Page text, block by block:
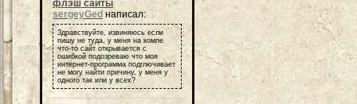
флэш сайты
sergeyGed написал:
Здравствуйте, извиняюсь если
пишу не туда, у меня на компе
что-то сайт открывается с
ошибкой подозреваю что моя
интернет-программа подглючивает
не могу найти причину, у меня у
одного так или у всех?